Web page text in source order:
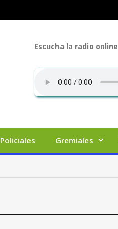
Escucha la radio online
Policiales Gremiales